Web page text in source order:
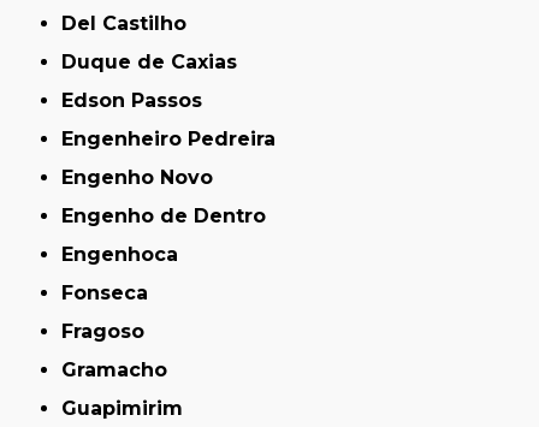
Del Castilho
Duque de Caxias
Edson Passos
Engenheiro Pedreira
Engenho Novo
Engenho de Dentro
Engenhoca
Fonseca
Fragoso
Gramacho
Guapimirim